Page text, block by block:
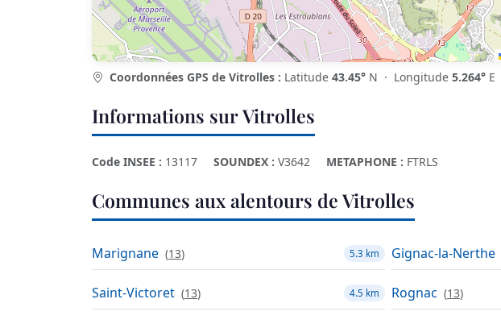
Coordonnées GPS de Vitrolles : Latitude 43.45° N · Longitude 5.264° E
Informations sur Vitrolles
Code INSEE : 13117 SOUNDEX : V3642 METAPHONE : FTRLS
Communes aux alentours de Vitrolles
Marignane (13) 5.3 km Gignac-la-Nerthe
Saint-Victoret (13) 4.5 km Rognac (13)